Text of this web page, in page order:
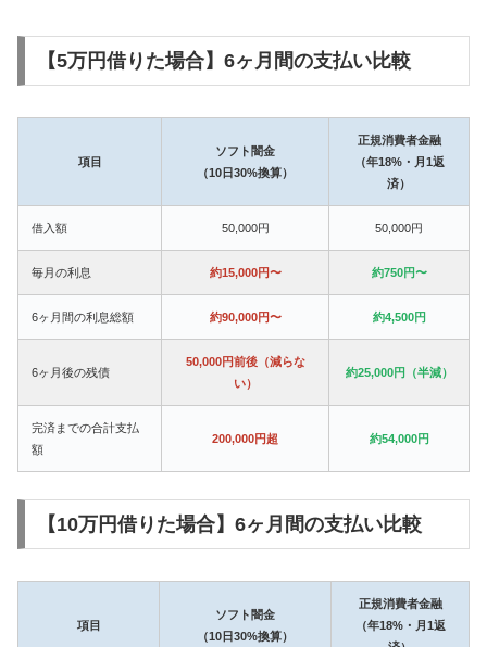
【5万円借りた場合】6ヶ月間の支払い比較
項目
ソフト闇金
（10日30%換算）
正規消費者金融
（年18%・月1返
済）
借入額 50,000円 50,000円
毎月の利息 約15,000円〜 約750円〜
6ヶ月間の利息総額 約90,000円〜 約4,500円
6ヶ月後の残債
50,000円前後（減らな
い）
約25,000円（半減）
完済までの合計支払
額
200,000円超 約54,000円
【10万円借りた場合】6ヶ月間の支払い比較
項目
ソフト闇金
（10日30%換算）
正規消費者金融
（年18%・月1返